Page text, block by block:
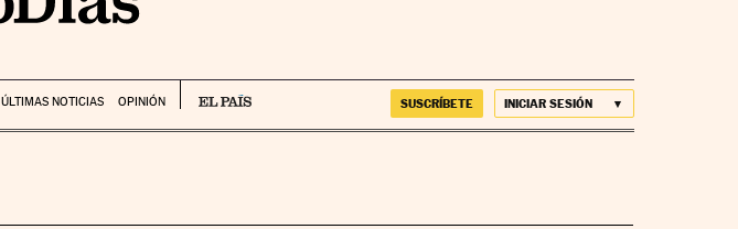
ÚLTIMAS NOTICIAS OPINIÓN SUSCRÍBETE INICIAR SESIÓN